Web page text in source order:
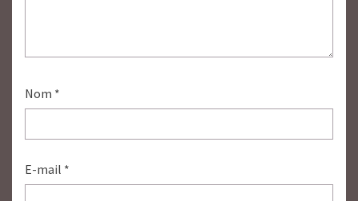
Nom *
E-mail *